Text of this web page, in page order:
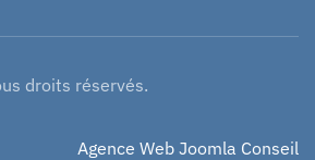
droits réservés.
Agence Web Joomla Conseil